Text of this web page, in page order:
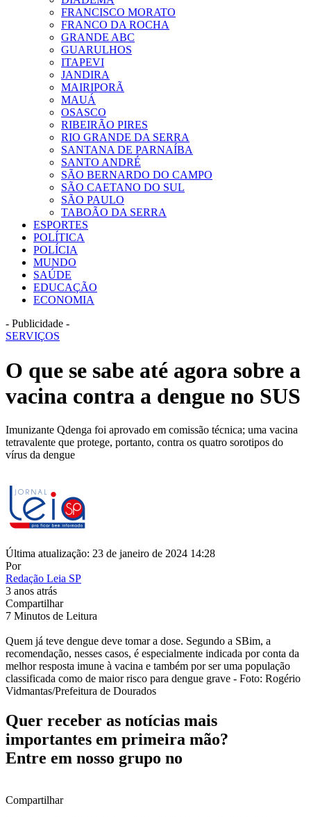
FRANCISCO MORATO
FRANCO DA ROCHA
GRANDE ABC
GUARULHOS
ITAPEVI
JANDIRA
MAIRIPORÃ
MAUÁ
OSASCO
RIBEIRÃO PIRES
RIO GRANDE DA SERRA
SANTANA DE PARNAÍBA
SANTO ANDRÉ
SÃO BERNARDO DO CAMPO
SÃO CAETANO DO SUL
SÃO PAULO
TABOÃO DA SERRA
ESPORTES
POLÍTICA
POLÍCIA
MUNDO
SAÚDE
EDUCAÇÃO
ECONOMIA
- Publicidade -
SERVIÇOS
O que se sabe até agora sobre a
vacina contra a dengue no SUS
Imunizante Qdenga foi aprovado em comissão técnica; uma vacina
tetravalente que protege, portanto, contra os quatro sorotipos do
vírus da dengue
Última atualização: 23 de janeiro de 2024 14:28
Por
Redação Leia SP
3 anos atrás
Compartilhar
7 Minutos de Leitura
Quem já teve dengue deve tomar a dose. Segundo a SBim, a
recomendação, nesses casos, é especialmente indicada por conta da
melhor resposta imune à vacina e também por ser uma população
classificada como de maior risco para dengue grave - Foto: Rogério
Vidmantas/Prefeitura de Dourados
Quer receber as notícias mais
importantes em primeira mão?
Entre em nosso grupo no
Compartilhar